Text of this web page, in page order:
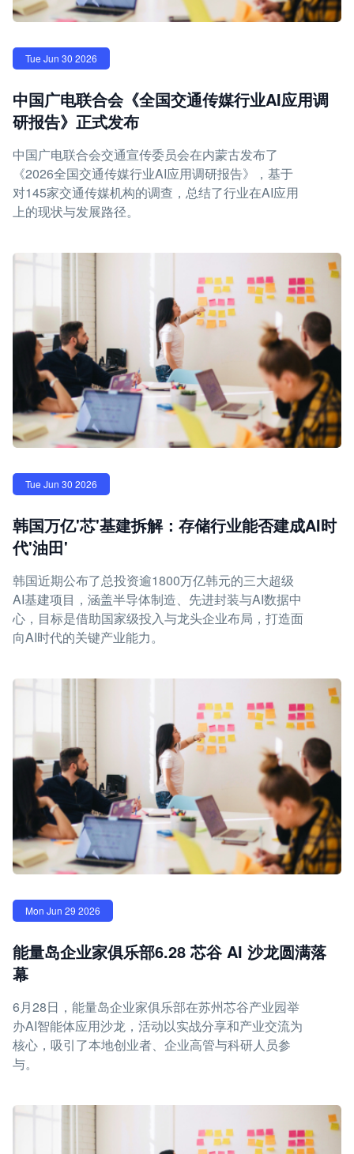
Tue Jun 30 2026
中国广电联合会《全国交通传媒行业AI应用调
研报告》正式发布
中国广电联合会交通宣传委员会在内蒙古发布了
《2026全国交通传媒行业AI应用调研报告》，基于
对145家交通传媒机构的调查，总结了行业在AI应用
上的现状与发展路径。
Tue Jun 30 2026
韩国万亿'芯'基建拆解：存储行业能否建成AI时
代'油田'
韩国近期公布了总投资逾1800万亿韩元的三大超级
AI基建项目，涵盖半导体制造、先进封装与AI数据中
心，目标是借助国家级投入与龙头企业布局，打造面
向AI时代的关键产业能力。
Mon Jun 29 2026
能量岛企业家俱乐部6.28 芯谷 AI 沙龙圆满落
幕
6月28日，能量岛企业家俱乐部在苏州芯谷产业园举
办AI智能体应用沙龙，活动以实战分享和产业交流为
核心，吸引了本地创业者、企业高管与科研人员参
与。